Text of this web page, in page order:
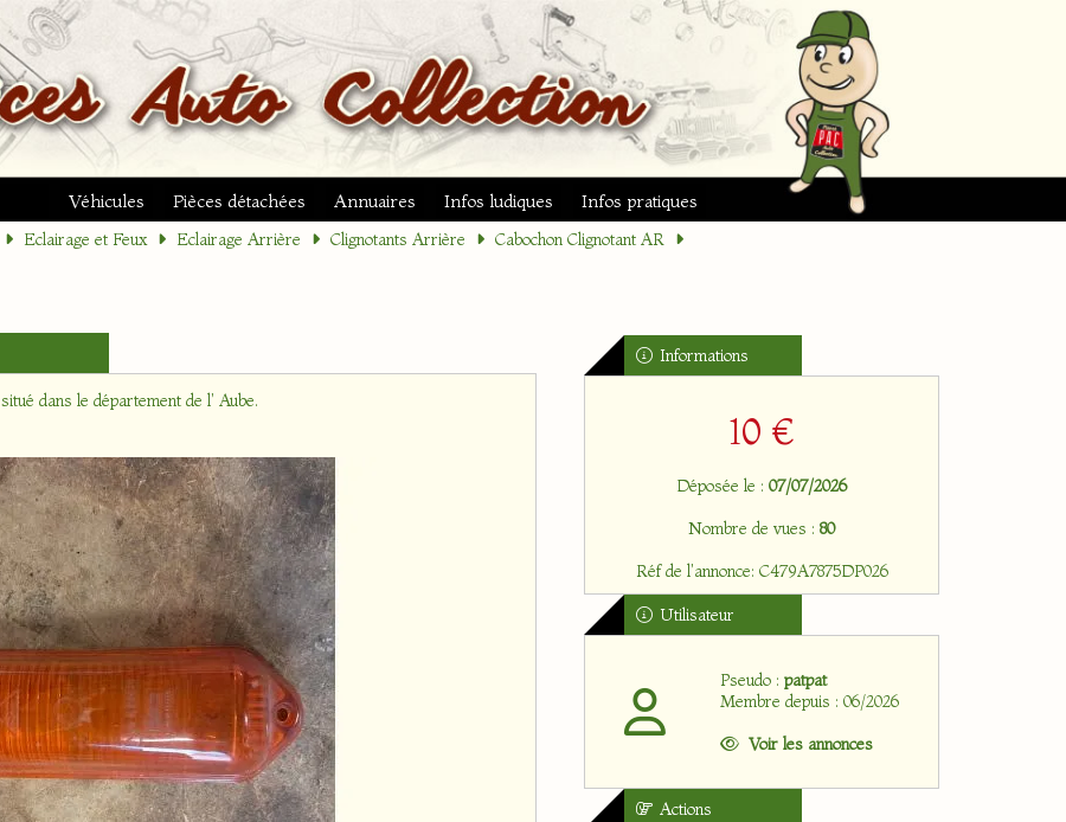
Véhicules Pièces détachées Annuaires Infos ludiques Infos pratiques
Eclairage et Feux Eclairage Arrière Clignotants Arrière Cabochon Clignotant AR
Informations
10 €
Déposée le : 07/07/2026
Nombre de vues : 80
Réf de l'annonce: C479A7875DP026
Utilisateur
Pseudo : patpat
Membre depuis : 06/2026
Voir les annonces
Actions
situé dans le département de l' Aube.